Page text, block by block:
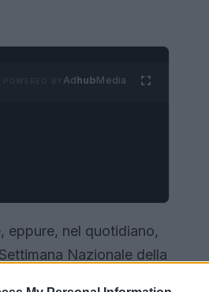
AdhubMedia
eppure, nel quotidiano,
Nazionale della
Italiana Celiachia